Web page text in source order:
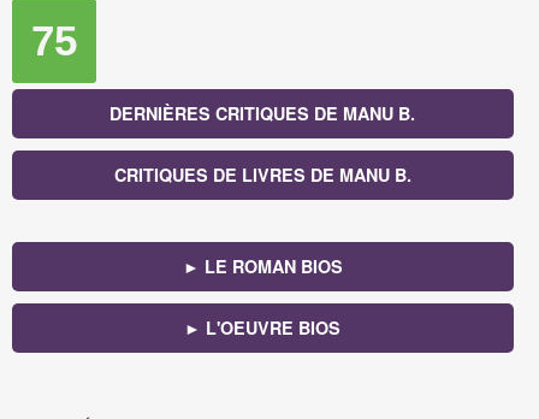
75
DERNIÈRES CRITIQUES DE MANU B.
CRITIQUES DE LIVRES DE MANU B.
► LE ROMAN BIOS
► L'OEUVRE BIOS